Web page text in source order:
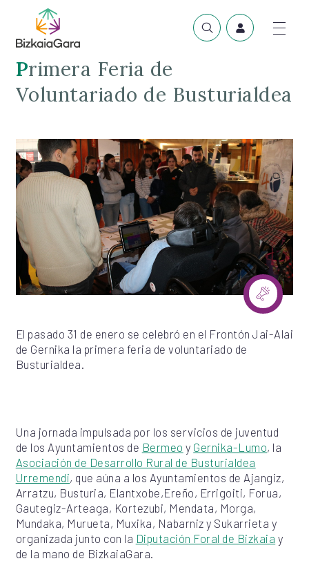
Primera Feria de
Voluntariado de Busturialdea
El pasado 31 de enero se celebró en el Frontón Jai-Alai
de Gernika la primera feria de voluntariado de
Busturialdea.
Una jornada impulsada por los servicios de juventud
de los Ayuntamientos de Bermeo y Gernika-Lumo, la
Asociación de Desarrollo Rural de Busturialdea
Urremendi, que aúna a los Ayuntamientos de Ajangiz,
Arratzu, Busturia, Elantxobe,Ereño, Errigoiti, Forua,
Gautegiz-Arteaga, Kortezubi, Mendata, Morga,
Mundaka, Murueta, Muxika, Nabarniz y Sukarrieta y
organizada junto con la Diputación Foral de Bizkaia y
de la mano de BizkaiaGara.